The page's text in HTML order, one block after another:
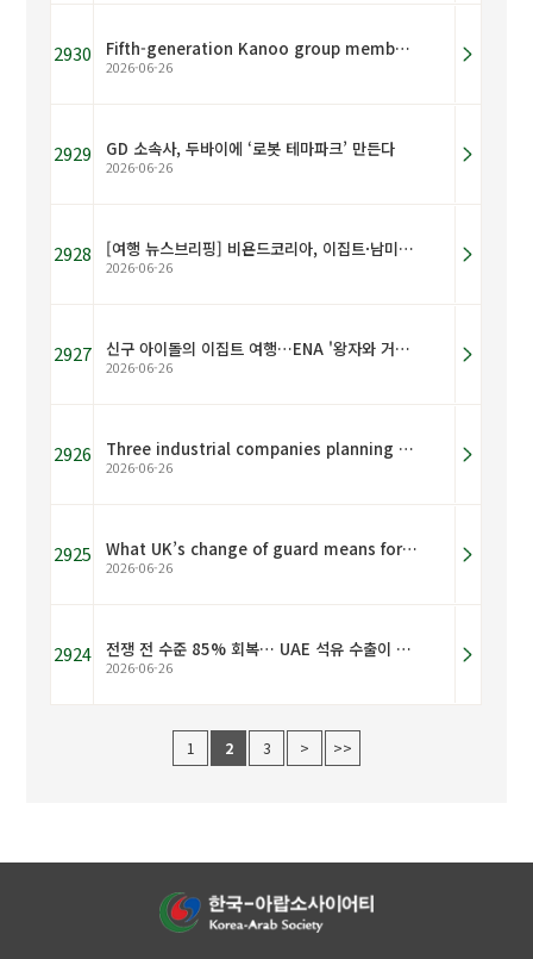
2930 Fifth-generation Kanoo group member is moving a $6 trillion trade market onto blockchain rails
2026-06-26
2929 GD 소속사, 두바이에 ‘로봇 테마파크’ 만든다
2026-06-26
2928 [여행 뉴스브리핑] 비욘드코리아, 이집트·남미 설명회 전국 순회
2026-06-26
2927 신구 아이돌의 이집트 여행…ENA '왕자와 거지' 내달 첫선
2026-06-26
2926 Three industrial companies planning to list on the Saudi stock market
2026-06-26
2925 What UK’s change of guard means for Middle East ties
2026-06-26
2924 전쟁 전 수준 85% 회복… UAE 석유 수출이 빠르게 정상화된 이유
2026-06-26
1 2 3 > >>